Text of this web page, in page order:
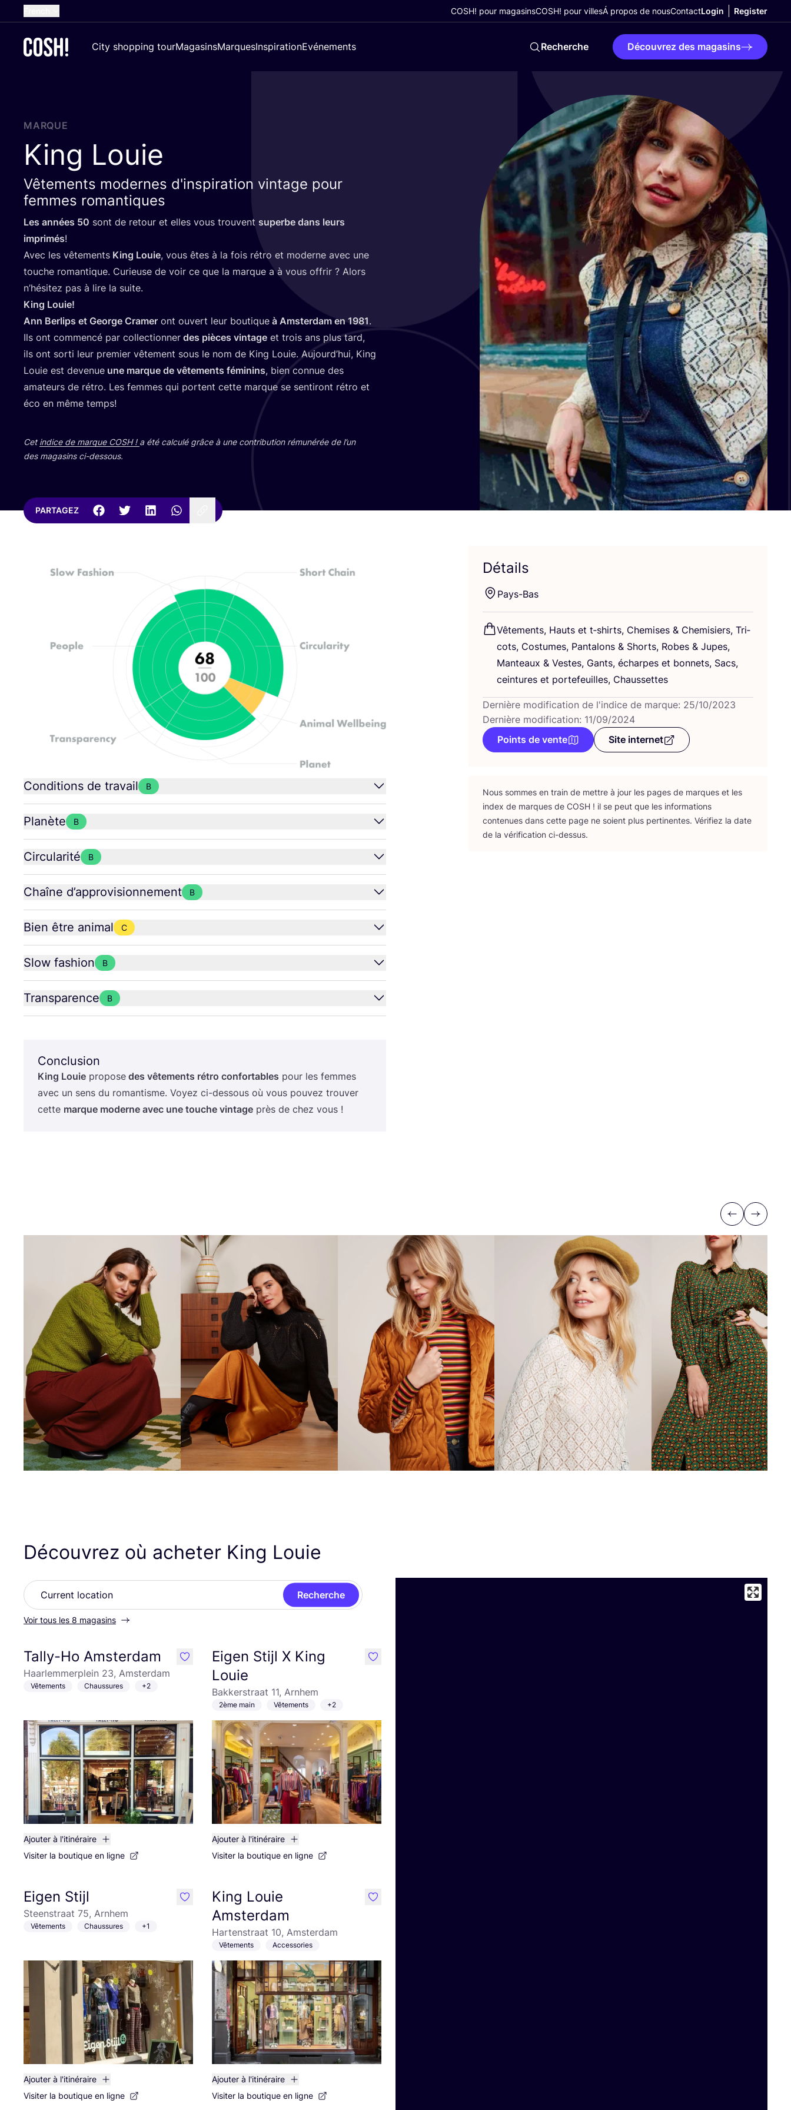
Dutch
Croatian
COSH! pour magasinsCOSH! pour villesÁ propos de nousContactLogin Register
City shopping tourMagasinsMarquesInspirationEvénements Recherche Découvrez des magasins
MARQUE
King Louie
Vêtements modernes d'inspiration vintage pour
femmes romantiques
Les années 50 sont de retour et elles vous trouvent superbe dans leurs
impri­més!
Avec les vête­ments King Louie, vous êtes à la fois rétro et moderne avec une
touche roman­tique. Curieuse de voir ce que la marque a à vous offrir ? Alors
n’hé­si­tez pas à lire la suite.
King Louie!
Ann Ber­lips et George Cra­mer ont ouvert leur bou­tique à Amster­dam en1981.
Ils ont com­men­cé par col­lec­tion­ner des pièces vin­tage et trois ans plus tard,
ils ont sor­ti leur pre­mier vête­ment sous le nom de King Louie. Aujourd’­hui, King
Louie est deve­nue une marque de vête­ments fémi­nins, bien connue des
ama­teurs de rétro. Les femmes qui portent cette marque se sen­ti­ront rétro et
éco en même temps!
Cetindice de marque COSH! a été cal­cu­lé grâce à une contri­bu­tion rému­né­rée de l’un
des maga­sins ci-dessous.
PARTAGEZ
Conditions de travail B
Planète B
Circularité B
Chaîne d’approvisionnement B
Bien être animal C
Slow fashion B
Transparence B
Conclusion
King Louie pro­pose des vête­ments rétro confor­tables pour les femmes
avec un sens du roman­tisme. Voyez ci-des­sous où vous pou­vez trou­ver
cette marque moderne avec une touche vin­tage près de chez vous !
Détails
Pays-Bas
Vête­ments, Hauts et t‑shirts, Che­mises & Che­mi­siers, Tri­
cots, Cos­tumes, Pan­ta­lons & Shorts, Robes & Jupes,
Man­teaux & Vestes, Gants, écharpes et bon­nets, Sacs,
cein­tures et por­te­feuilles, Chaussettes
Dernière modification de l'indice de marque: 25/10/2023
Dernière modification: 11/09/2024
Points de vente
Site internet
Nous sommes en train de mettre à jour les pages de marques et les
index de marques de COSH ! il se peut que les infor­ma­tions
conte­nues dans cette page ne soient plus per­ti­nentes. Véri­fiez la date
de la véri­fi­ca­tion ci-dessus.
Previous
Next
Découvrez où acheter King Louie
Recherche
Voir tous les 8 magasins
Tally-Ho Amsterdam
Haarlemmerplein 23, Amsterdam
Vêtements Chaussures +2
Ajouter à l'itinéraire
Visiter la boutique en ligne
like
Eigen Stijl X King
Louie
Bakkerstraat 11, Arnhem
2ème main Vêtements +2
Ajouter à l'itinéraire
Visiter la boutique en ligne
like
Eigen Stijl
Steenstraat 75, Arnhem
Vêtements Chaussures +1
Ajouter à l'itinéraire
Visiter la boutique en ligne
like
King Louie
Amsterdam
Hartenstraat 10, Amsterdam
Vêtements Accessories
Ajouter à l'itinéraire
Visiter la boutique en ligne
like